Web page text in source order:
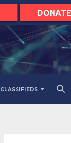
DONATE
CLASSIFIEDS